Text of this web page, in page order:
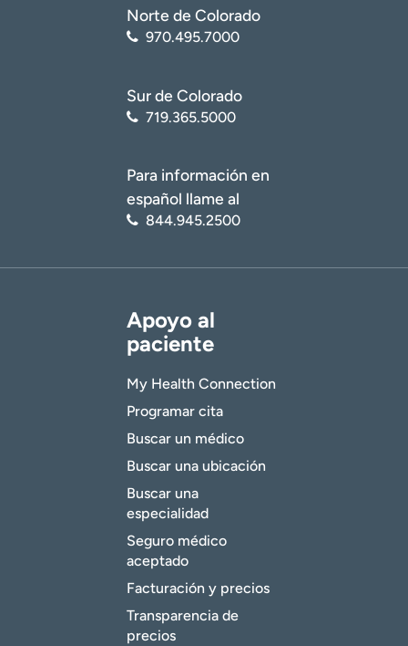
Norte de Colorado
970.495.7000
Sur de Colorado
719.365.5000
Para información en
español llame al
844.945.2500
Apoyo al
paciente
My Health Connection
Programar cita
Buscar un médico
Buscar una ubicación
Buscar una
especialidad
Seguro médico
aceptado
Facturación y precios
Transparencia de
precios